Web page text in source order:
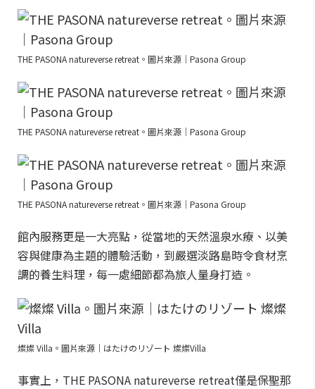
THE PASONA natureverse retreat。圖片來源｜Pasona Group
THE PASONA natureverse retreat。圖片來源｜Pasona Group
THE PASONA natureverse retreat。圖片來源｜Pasona Group
館內服務更是一大亮點，從當地的天然溫泉水療、以美
容與健康為主題的體驗活動，到嚴選淡路島時令食材烹
調的養生料理，每一處細節都為旅人量身打造。
燦燦 Villa。圖片來源｜はたけのリゾート 燦燦Villa
事實上，THE PASONA natureverse retreat僅是保聖那